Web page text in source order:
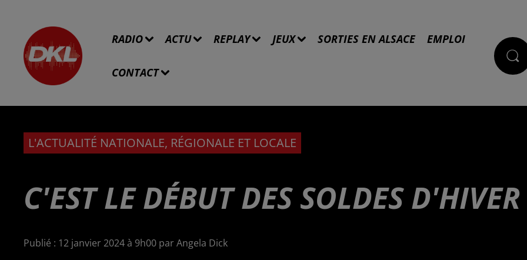
RADIO ACTU REPLAY JEUX SORTIES EN ALSACE EMPLOI
CONTACT
L'ACTUALITÉ NATIONALE, RÉGIONALE ET LOCALE
C'EST LE DÉBUT DES SOLDES D'HIVER
Publié : 12 janvier 2024 à 9h00 par Angela Dick